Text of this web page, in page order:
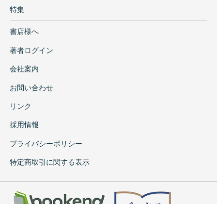
特集
書店様へ
著者ログイン
会社案内
お問い合わせ
リンク
採用情報
プライバシーポリシー
特定商取引に関する表示